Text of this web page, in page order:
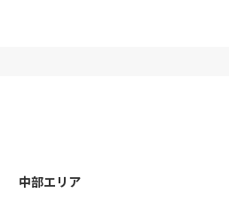
中部エリア